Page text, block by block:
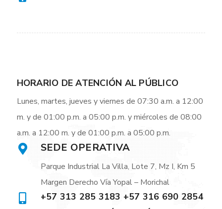
HORARIO DE ATENCIÓN AL PÚBLICO
Lunes, martes, jueves y viernes de 07:30 a.m. a 12:00
m. y de 01:00 p.m. a 05:00 p.m. y miércoles de 08:00
a.m. a 12:00 m. y de 01:00 p.m. a 05:00 p.m.
SEDE OPERATIVA
Parque Industrial La Villa, Lote 7, Mz I, Km 5
Margen Derecho Vía Yopal – Morichal
+57 313 285 3183 +57 316 690 2854